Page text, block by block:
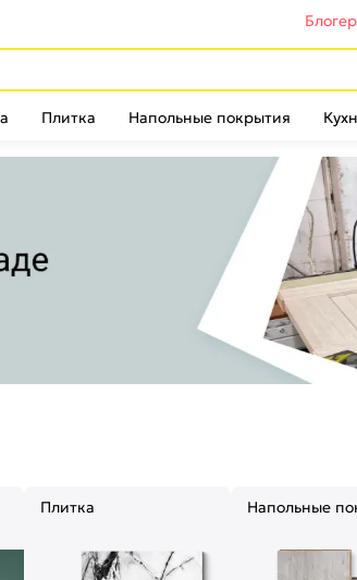
Плитка Напольные покрытия
Плитка Напольные